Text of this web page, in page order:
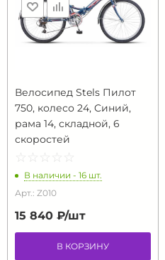
Велосипед Stels Пилот
750, колесо 24, Cиний,
рама 14, складной, 6
скоростей
☆ ☆ ☆ ☆ ☆
★ ★ ★ ★ ★
В наличии - 16 шт.
Арт.: Z010
15 840 ₽/шт
В КОРЗИНУ